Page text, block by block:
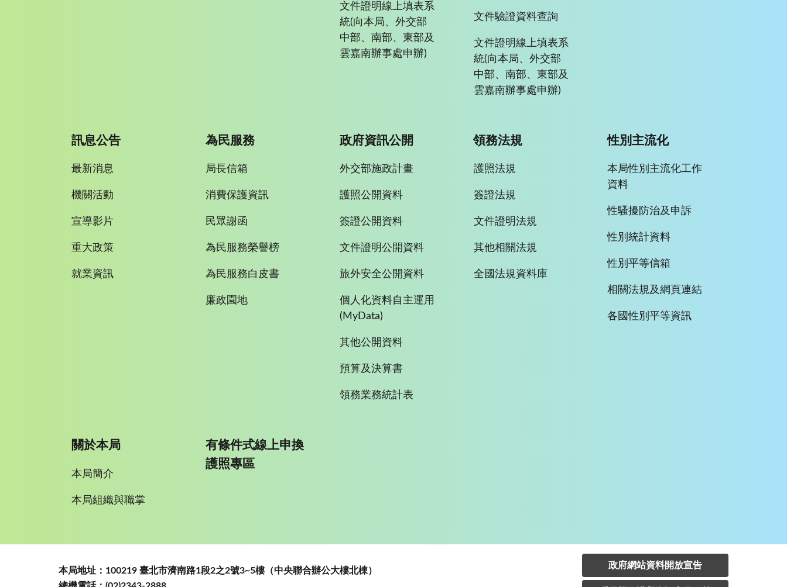
文件證明線上填表系
統(向本局、外交部
中部、南部、東部及
雲嘉南辦事處申辦)
文件驗證資料查詢
文件證明線上填表系
統(向本局、外交部
中部、南部、東部及
雲嘉南辦事處申辦)
訊息公告
最新消息
機關活動
宣導影片
重大政策
就業資訊
為民服務
局長信箱
消費保護資訊
民眾謝函
為民服務榮譽榜
為民服務白皮書
廉政園地
政府資訊公開
外交部施政計畫
護照公開資料
簽證公開資料
文件證明公開資料
旅外安全公開資料
個人化資料自主運用
(MyData)
其他公開資料
預算及決算書
領務業務統計表
領務法規
護照法規
簽證法規
文件證明法規
其他相關法規
全國法規資料庫
性別主流化
本局性別主流化工作
資料
性騷擾防治及申訴
性別統計資料
性別平等信箱
相關法規及網頁連結
各國性別平等資訊
關於本局
本局簡介
本局組織與職掌
有條件式線上申換
護照專區
本局地址：100219 臺北市濟南路1段2之2號3~5樓（中央聯合辦公大樓北棟）
政府網站資料開放宣告